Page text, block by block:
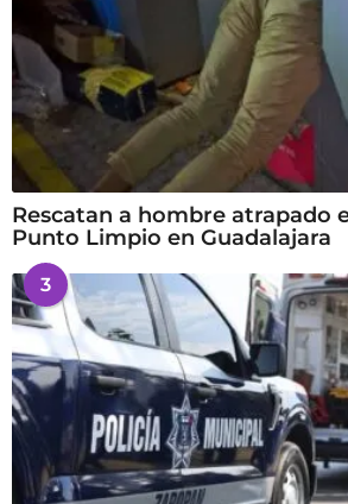
Rescatan a hombre atrapado
Punto Limpio en Guadalajara
3